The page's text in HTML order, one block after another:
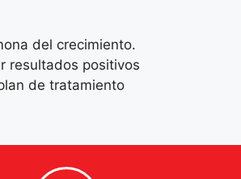
del crecimiento.
resultados positivos
de tratamiento